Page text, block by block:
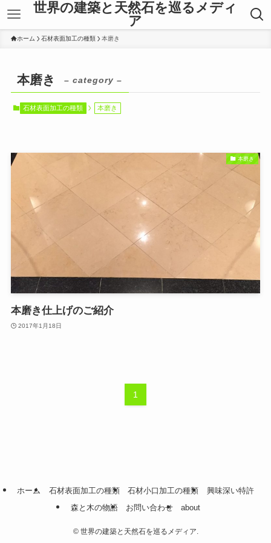
世界の建築と天然石を巡るメディ
ア
ホーム 石材表面加工の種類 本磨き
本磨き – category –
石材表面加工の種類 本磨き
本磨き
本磨き仕上げのご紹介
2017年1月18日
1
ホーム 石材表面加工の種類 石材小口加工の種類
興味深い特許
森と木の物語
お問い合わせ about
©世界の建築と天然石を巡るメディア.